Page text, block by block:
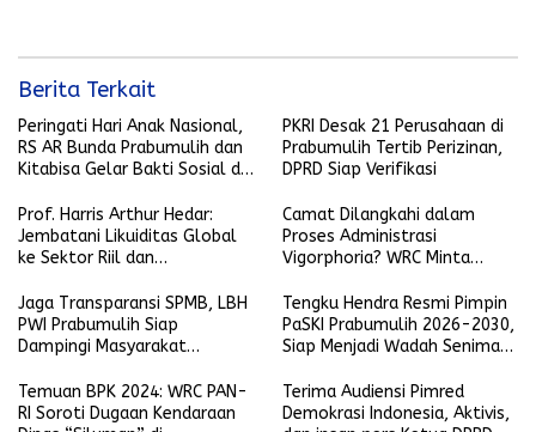
Berita Terkait
Peringati Hari Anak Nasional,
RS AR Bunda Prabumulih dan
Kitabisa Gelar Bakti Sosial di
PKRI Desak 21 Perusahaan di
Prabumulih Tertib Perizinan,
DPRD Siap Verifikasi
Prof. Harris Arthur Hedar:
Jembatani Likuiditas Global
ke Sektor Riil dan
Komitmen Kawal Ekosistem
PFII
Camat Dilangkahi dalam
Proses Administrasi
Vigorphoria? WRC Minta
Jaga Transparansi SPMB, LBH
PWI Prabumulih Siap
Dampingi Masyarakat
Tengku Hendra Resmi Pimpin
PaSKI Prabumulih 2026-2030,
Siap Menjadi Wadah Seniman
Temuan BPK 2024: WRC PAN-
RI Soroti Dugaan Kendaraan
Terima Audiensi Pimred
Demokrasi Indonesia, Aktivis,